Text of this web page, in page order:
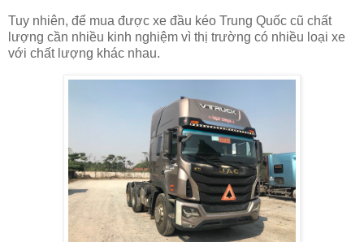
Tuy nhiên, để mua được xe đầu kéo Trung Quốc cũ chất
lượng cần nhiều kinh nghiệm vì thị trường có nhiều loại xe
với chất lượng khác nhau.